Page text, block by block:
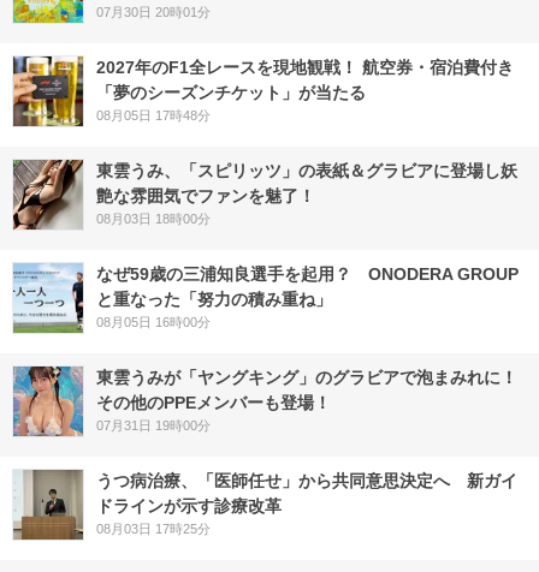
07月30日 20時01分
2027年のF1全レースを現地観戦！ 航空券・宿泊費付き
「夢のシーズンチケット」が当たる
08月05日 17時48分
東雲うみ、「スピリッツ」の表紙＆グラビアに登場し妖
艶な雰囲気でファンを魅了！
08月03日 18時00分
なぜ59歳の三浦知良選手を起用？ ONODERA GROUP
と重なった「努力の積み重ね」
08月05日 16時00分
東雲うみが「ヤングキング」のグラビアで泡まみれに！
その他のPPEメンバーも登場！
07月31日 19時00分
うつ病治療、「医師任せ」から共同意思決定へ 新ガイ
ドラインが示す診療改革
08月03日 17時25分